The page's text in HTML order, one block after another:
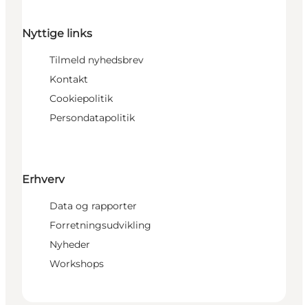
Nyttige links
Tilmeld nyhedsbrev
Kontakt
Cookiepolitik
Persondatapolitik
Erhverv
Data og rapporter
Forretningsudvikling
Nyheder
Workshops